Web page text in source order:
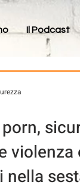
Il Podcast
violenza